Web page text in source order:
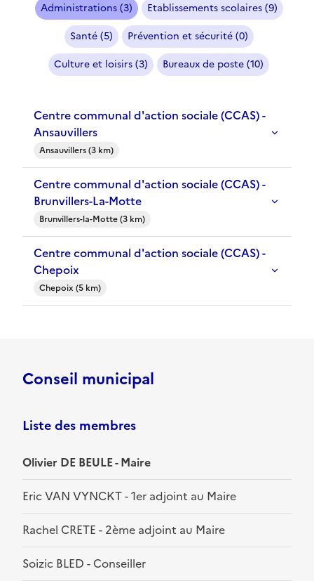
Administrations (3)
Etablissements scolaires (9)
Santé (5)
Prévention et sécurité (0)
Culture et loisirs (3)
Bureaux de poste (10)
Centre communal d'action sociale (CCAS) -
Ansauvillers
Ansauvillers (3 km)
Centre communal d'action sociale (CCAS) -
Brunvillers-La-Motte
Brunvillers-la-Motte (3 km)
Centre communal d'action sociale (CCAS) -
Chepoix
Chepoix (5 km)
Conseil municipal
Liste des membres
Olivier DE BEULE - Maire
Eric VAN VYNCKT - 1er adjoint au Maire
Rachel CRETE - 2ème adjoint au Maire
Soizic BLED - Conseiller